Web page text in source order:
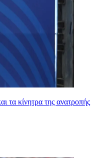
τα κίνητρα της ανατροπής